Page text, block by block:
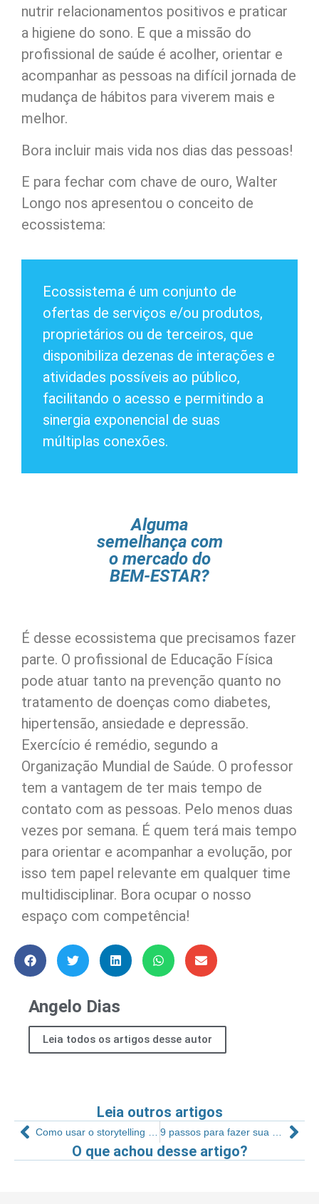
nutrir relacionamentos positivos e praticar
a higiene do sono. E que a missão do
profissional de saúde é acolher, orientar e
acompanhar as pessoas na difícil jornada de
mudança de hábitos para viverem mais e
melhor.
Bora incluir mais vida nos dias das pessoas!
E para fechar com chave de ouro, Walter
Longo nos apresentou o conceito de
ecossistema:
Ecossistema é um conjunto de
ofertas de serviços e/ou produtos,
proprietários ou de terceiros, que
disponibiliza dezenas de interações e
atividades possíveis ao público,
facilitando o acesso e permitindo a
sinergia exponencial de suas
múltiplas conexões.
Alguma
semelhança com
o mercado do
BEM-ESTAR?
É desse ecossistema que precisamos fazer
parte. O profissional de Educação Física
pode atuar tanto na prevenção quanto no
tratamento de doenças como diabetes,
hipertensão, ansiedade e depressão.
Exercício é remédio, segundo a
Organização Mundial de Saúde. O professor
tem a vantagem de ter mais tempo de
contato com as pessoas. Pelo menos duas
vezes por semana. É quem terá mais tempo
para orientar e acompanhar a evolução, por
isso tem papel relevante em qualquer time
multidisciplinar. Bora ocupar o nosso
espaço com competência!
Angelo Dias
Leia todos os artigos desse autor
Leia outros artigos
O que achou desse artigo?